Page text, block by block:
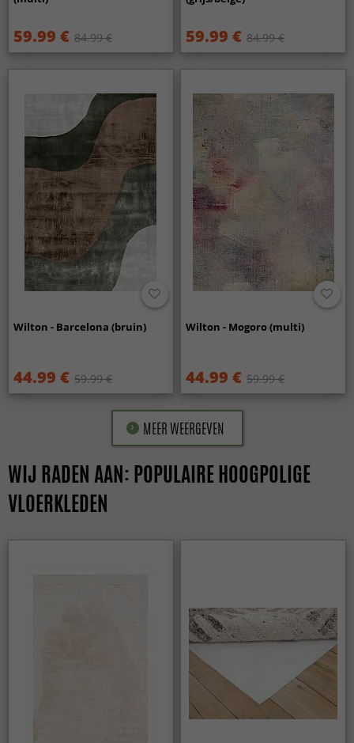
59.99 € 84.99 € 59.99 € 84.99 €
Wilton - Barcelona (bruin)
44.99 € 59.99 €
Wilton - Mogoro (multi)
44.99 € 59.99 €
MEER WEERGEVEN
WIJ RADEN AAN: POPULAIRE HOOGPOLIGE
VLOERKLEDEN